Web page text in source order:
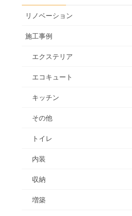
リノベーション
施工事例
エクステリア
エコキュート
キッチン
その他
トイレ
内装
収納
増築